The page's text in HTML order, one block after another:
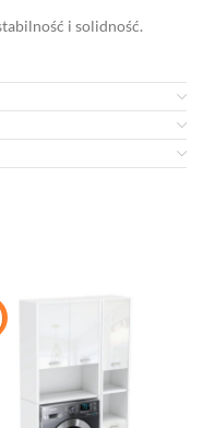
i solidność.